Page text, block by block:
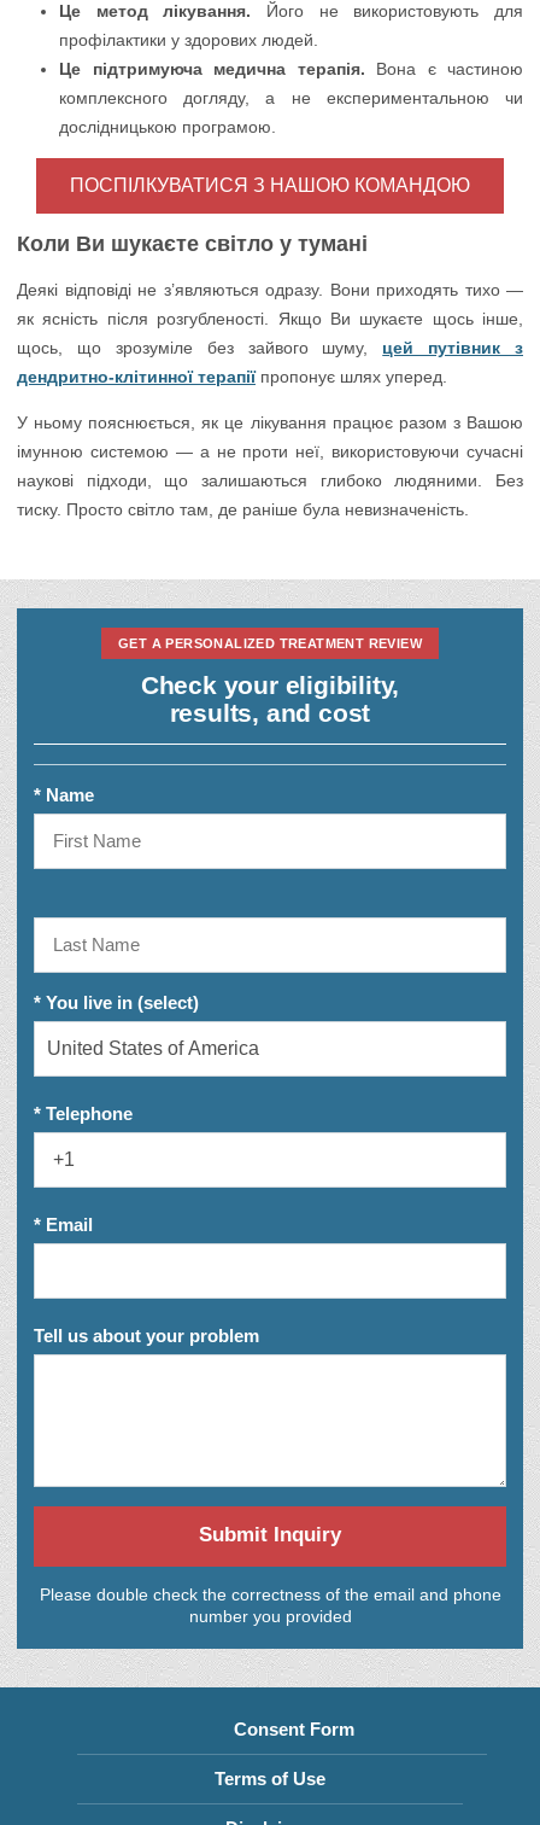
Це метод лікування. Його не використовують для
профілактики у здорових людей.
Це підтримуюча медична терапія. Вона є частиною
комплексного догляду, а не експериментальною чи
дослідницькою програмою.
ПОСПІЛКУВАТИСЯ З НАШОЮ КОМАНДОЮ
Коли Ви шукаєте світло у тумані
Деякі відповіді не з’являються одразу. Вони приходять тихо —
як ясність після розгубленості. Якщо Ви шукаєте щось інше,
щось, що зрозуміле без зайвого шуму, цей путівник з
дендритно-клітинної терапіїпропонує шлях уперед.
У ньому пояснюється, як це лікування працює разом з Вашою
імунною системою — а не проти неї, використовуючи сучасні
наукові підходи, що залишаються глибоко людяними. Без
тиску. Просто світло там, де раніше була невизначеність.
GET A PERSONALIZED TREATMENT REVIEW
Check your eligibility,
results, and cost
* Name
* You live in (select)
* Telephone
* Email
Tell us about your problem
Submit Inquiry
Please double check the correctness of the email and phone
number you provided
Consent Form
Terms of Use